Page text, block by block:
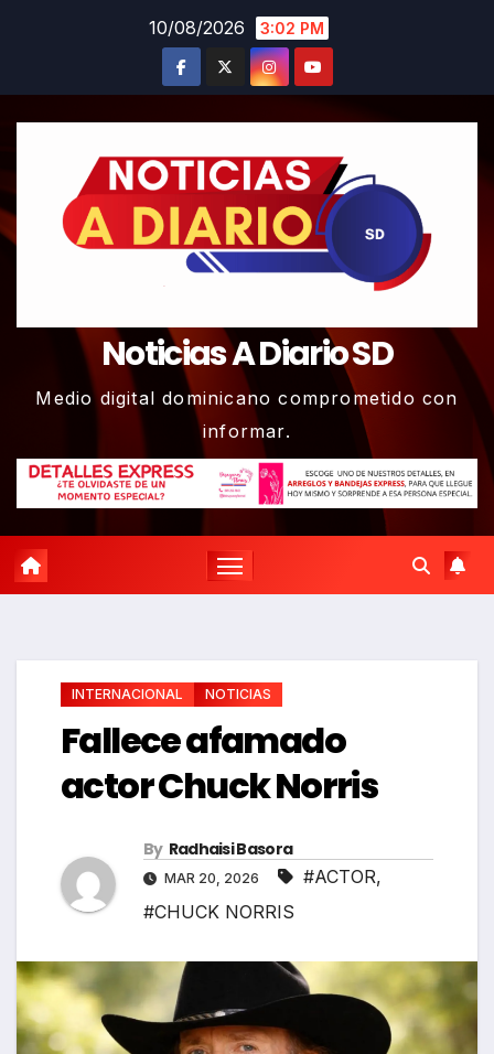
10/08/2026 3:02 PM
Noticias A Diario SD
Medio digital dominicano comprometido con
informar.
INTERNACIONAL NOTICIAS
Fallece afamado
actor Chuck Norris
By Radhaisi Basora
MAR 20, 2026 #ACTOR,
#CHUCK NORRIS